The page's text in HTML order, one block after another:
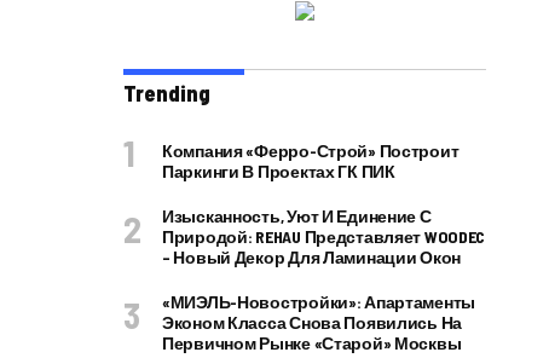
Trending
Компания «Ферро-Строй» Построит
Паркинги В Проектах ГК ПИК
Изысканность, Уют И Единение С
Природой: REHAU Представляет WOODEC
– Новый Декор Для Ламинации Окон
«МИЭЛЬ-Новостройки»: Апартаменты
Эконом Класса Снова Появились На
Первичном Рынке «старой» Москвы